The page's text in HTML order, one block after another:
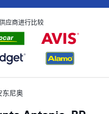
应商进行比较
东尼奥